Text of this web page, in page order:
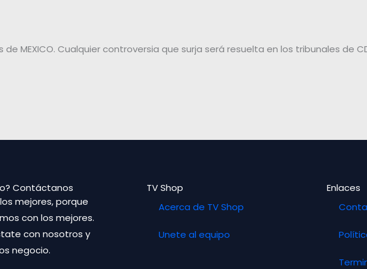
MEXICO. Cualquier controversia que surja será resuelta en los tribunales de
Contáctanos
mejores, porque
con los mejores.
con nosotros y
negocio.
TV Shop
Acerca de TV Shop
Unete al equipo
Enlaces